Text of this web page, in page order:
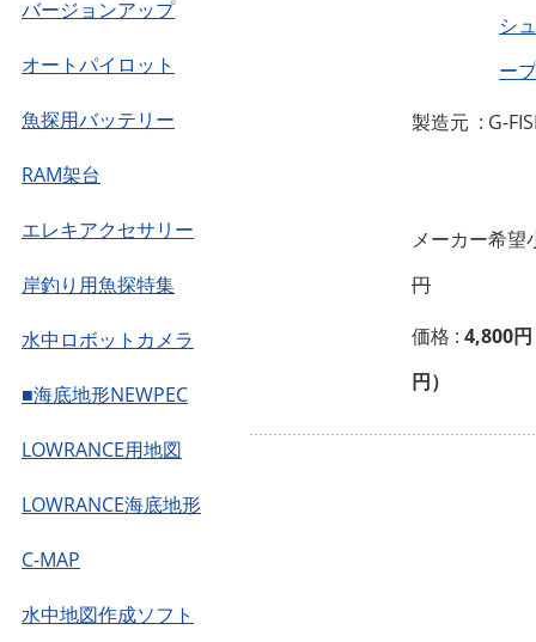
バージョンアップ
オートパイロット
魚探用バッテリー
RAM架台
エレキアクセサリー
岸釣り用魚探特集
水中ロボットカメラ
■海底地形NEWPEC
LOWRANCE用地図
LOWRANCE海底地形
C-MAP
水中地図作成ソフト
シ
ー
製造元 : G-
メーカー希望
円
価格 : 4,800
円）